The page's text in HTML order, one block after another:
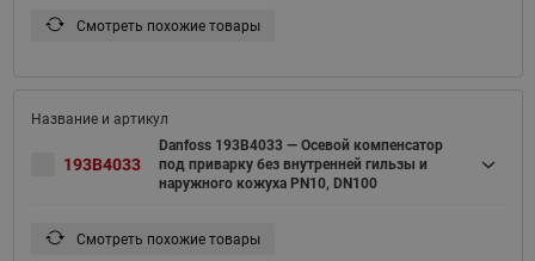
Смотреть похожие товары
193B4033
Danfoss 193B4033 — Осевой компенсатор
под приварку без внутренней гильзы и
наружного кожуха PN10, DN100
Смотреть похожие товары